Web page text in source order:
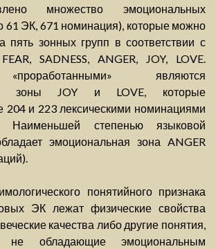
множество эмоциональных
61 ЭК, 671 номинация), которые можно
пять зонных групп в соответствии с
SADNESS, ANGER, JOY, LOVE.
являются
зоны JOY и LOVE, которые
204 и 223 лексическими номинациями
Наименьшей степенью языковой
эмоциональная зона ANGER
понятийного признака
ЭК лежат физические свойства
качества либо другие понятия,
не обладающие эмоциональным